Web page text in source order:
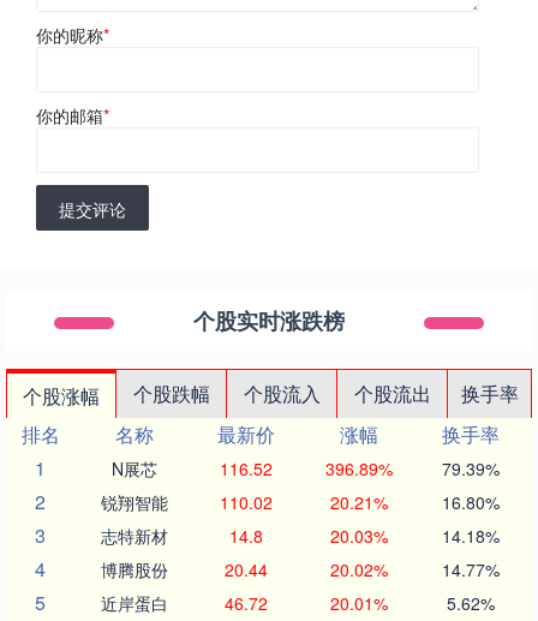
你的昵称*
你的邮箱*
提交评论
个股实时涨跌榜
个股涨幅 个股跌幅 个股流入 个股流出
换手率
排名
名称 最新价 涨幅
换手率
1
N展芯 116.52 396.89% 79.39%
2 锐翔智能 110.02 20.21% 16.80%
3 志特新材 14.8 20.03% 14.18%
4 博腾股份 20.44 20.02% 14.77%
5 近岸蛋白 46.72 20.01% 5.62%